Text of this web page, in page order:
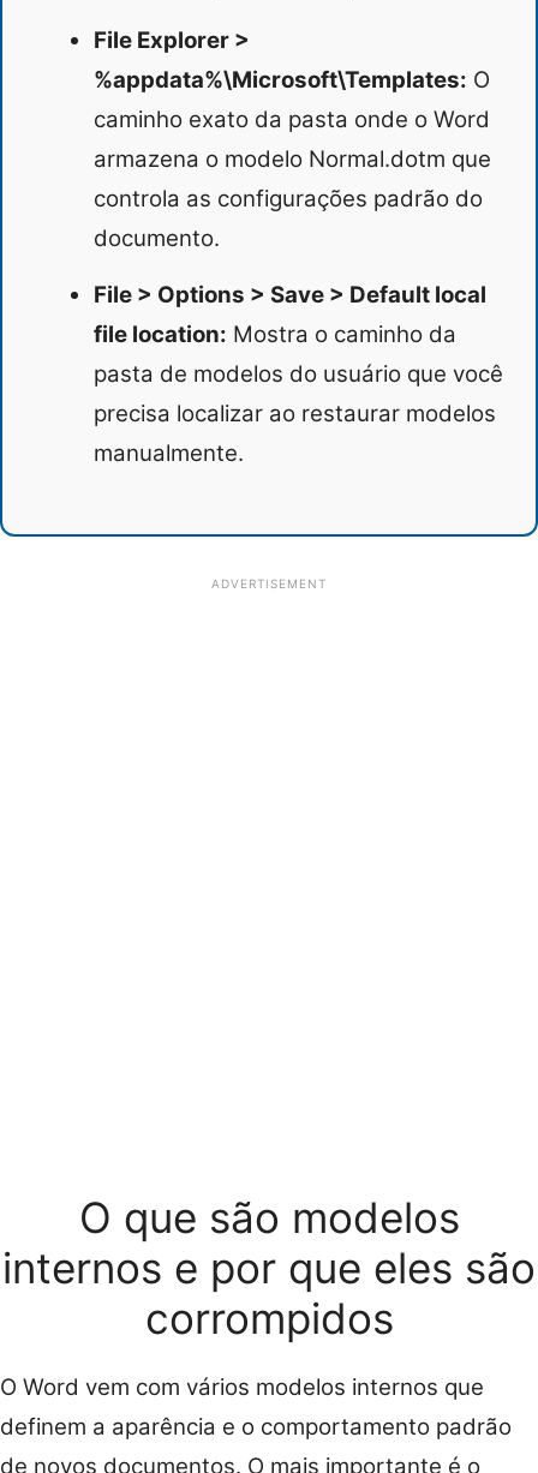
File Explorer >
%appdata%\Microsoft\Templates: O
caminho exato da pasta onde o Word
armazena o modelo Normal.dotm que
controla as configurações padrão do
documento.
File > Options > Save > Default local
file location: Mostra o caminho da
pasta de modelos do usuário que você
precisa localizar ao restaurar modelos
manualmente.
ADVERTISEMENT
O que são modelos
internos e por que eles são
corrompidos
O Word vem com vários modelos internos que
definem a aparência e o comportamento padrão
de novos documentos. O mais importante é o